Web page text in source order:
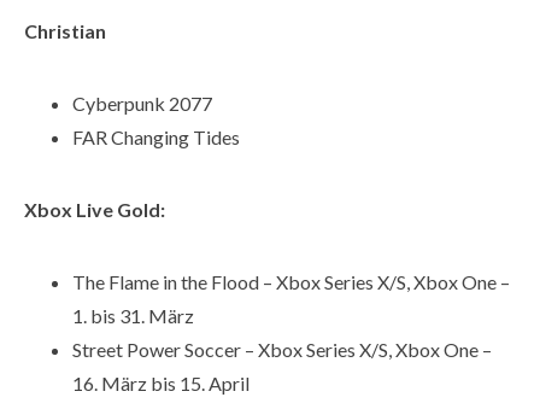
Christian
Cyberpunk 2077
FAR Changing Tides
Xbox Live Gold:
The Flame in the Flood – Xbox Series X/S, Xbox One –
1. bis 31. März
Street Power Soccer – Xbox Series X/S, Xbox One –
16. März bis 15. April